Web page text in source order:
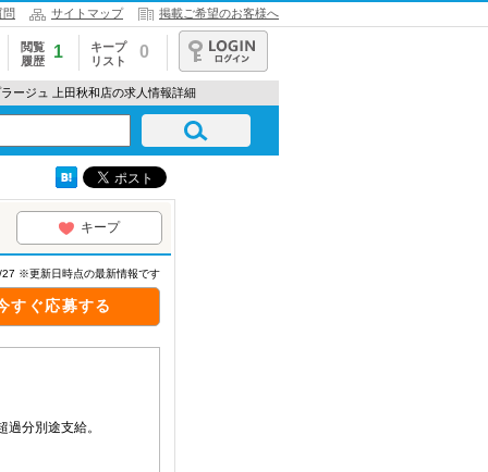
問 サイトマップ 掲載ご希望のお客様へ
閲覧
履歴
1
キープ
リスト
0
ログイン
ージュ 上田秋和店の求人情報詳細
キープ
※更新日時点の最新情報です
すぐ応募する
分別途支給。